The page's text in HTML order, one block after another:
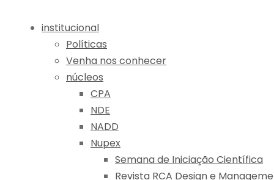
institucional
Políticas
Venha nos conhecer
núcleos
CPA
NDE
NADD
Nupex
Semana de Iniciação Científica
Revista RCA Design e